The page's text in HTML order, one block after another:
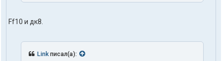
h
Ff10 и дк8.
Linkписал(а):